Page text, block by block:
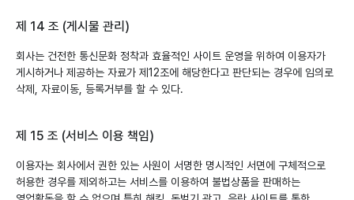
제 14 조 (게시물 관리)
회사는 건전한 통신문화 정착과 효율적인 사이트 운영을 위하여 이용자가
게시하거나 제공하는 자료가 제12조에 해당한다고 판단되는 경우에 임의로
삭제, 자료이동, 등록거부를 할 수 있다.
제 15 조 (서비스 이용 책임)
이용자는 회사에서 권한 있는 사원이 서명한 명시적인 서면에 구체적으로
허용한 경우를 제외하고는 서비스를 이용하여 불법상품을 판매하는